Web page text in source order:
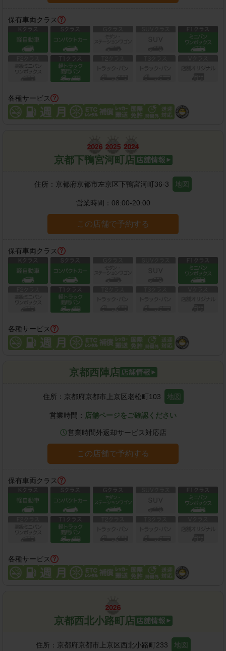
保有車両クラス
各種サービス
京都下鴨宮河町店
住所： 京都府京都市左京区下鴨宮河町36-3 地図
営業時間： 08:00-20:00
この店舗で予約する
保有車両クラス
各種サービス
京都西陣店
住所： 京都府京都市上京区老松町103 地図
営業時間： 店舗ページをご確認ください
営業時間外返却サービス対応店
この店舗で予約する
保有車両クラス
各種サービス
京都西北小路町店
住所： 京都府京都市上京区西北小路町233 地図